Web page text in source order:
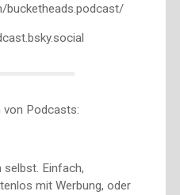
bucketheads.podcast/
von Podcasts:
Einfach,
mit Werbung, oder